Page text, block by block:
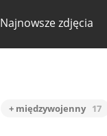
Najnowsze zdjęcia
+ międzywojenny 17